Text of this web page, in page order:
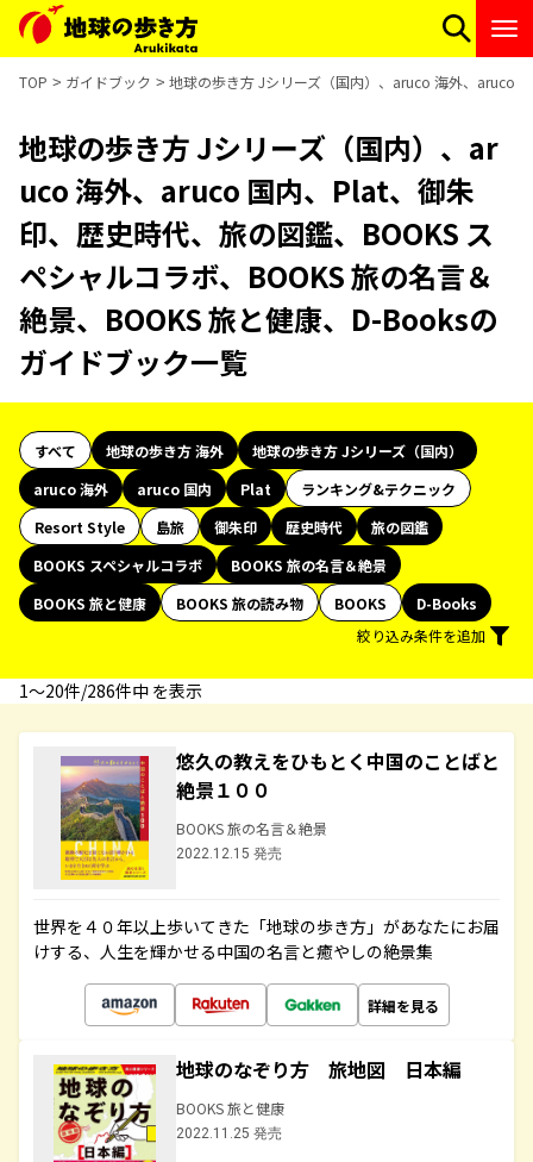
TOP ガイドブック 地球の歩き方 Jシリーズ（国内）、aruco 海外、aruco
地球の歩き方 Jシリーズ（国内）、ar
uco 海外、aruco 国内、Plat、御朱
印、歴史時代、旅の図鑑、BOOKS ス
ペシャルコラボ、BOOKS 旅の名言＆
絶景、BOOKS 旅と健康、D-Booksの
ガイドブック一覧
すべて 地球の歩き方 海外
地球の歩き方 Jシリーズ（国内）
aruco 海外
aruco 国内 Plat
ランキング&テクニック
Resort Style
島旅 御朱印 歴史時代
旅の図鑑
BOOKS スペシャルコラボ
BOOKS 旅の名言＆絶景
BOOKS 旅と健康
BOOKS 旅の読み物 BOOKS
D-Books
絞り込み条件を追加
1〜20件/286件中 を表示
悠久の教えをひもとく中国のことばと
絶景１００
BOOKS 旅の名言＆絶景
2022.12.15 発売
世界を４０年以上歩いてきた「地球の歩き方」があなたにお届
けする、人生を輝かせる中国の名言と癒やしの絶景集
詳細を見る
地球のなぞり方 旅地図 日本編
BOOKS 旅と健康
2022.11.25 発売